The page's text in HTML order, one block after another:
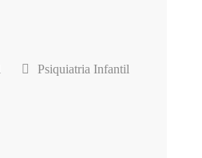
Psiquiatria Infantil